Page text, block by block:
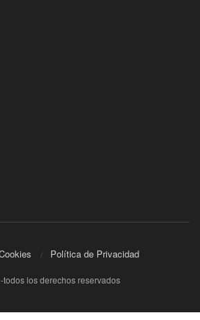
Política de Privacidad
los derechos reservados